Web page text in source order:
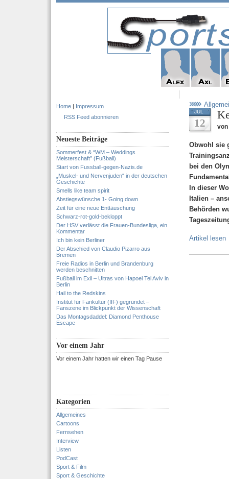
Home | Impressum
RSS Feed abonnieren
Neueste Beiträge
Sommerfest & “WM – Weddings
Meisterschaft” (Fußball)
Start von Fussball-gegen-Nazis.de
„Muskel- und Nervenjuden“ in der deutschen
Geschichte
Smells like team spirit
Abstiegswünsche 1- Going down
Zeit für eine neue Enttäuschung
Schwarz-rot-gold-bekloppt
Der HSV verlässt die Frauen-Bundesliga, ein
Kommentar
Ich bin kein Berliner
Der Abschied von Claudio Pizarro aus
Bremen
Freie Radios in Berlin und Brandenburg
werden beschnitten
Fußball im Exil – Ultras von Hapoel Tel Aviv in
Berlin
Hail to the Redskins
Institut für Fankultur (IfF) gegründet –
Fanszene im Blickpunkt der Wissenschaft
Das Montagsdaddel: Diamond Penthouse
Escape
Vor einem Jahr
Vor einem Jahr hatten wir einen Tag Pause
Kategorien
Allgemeines
Cartoons
Fernsehen
Interview
Listen
PodCast
Sport & Film
Sport & Geschichte
JUL
12 von
Obwohl sie
bei den
In dieser
Italien –
Behörden
Artikel lesen